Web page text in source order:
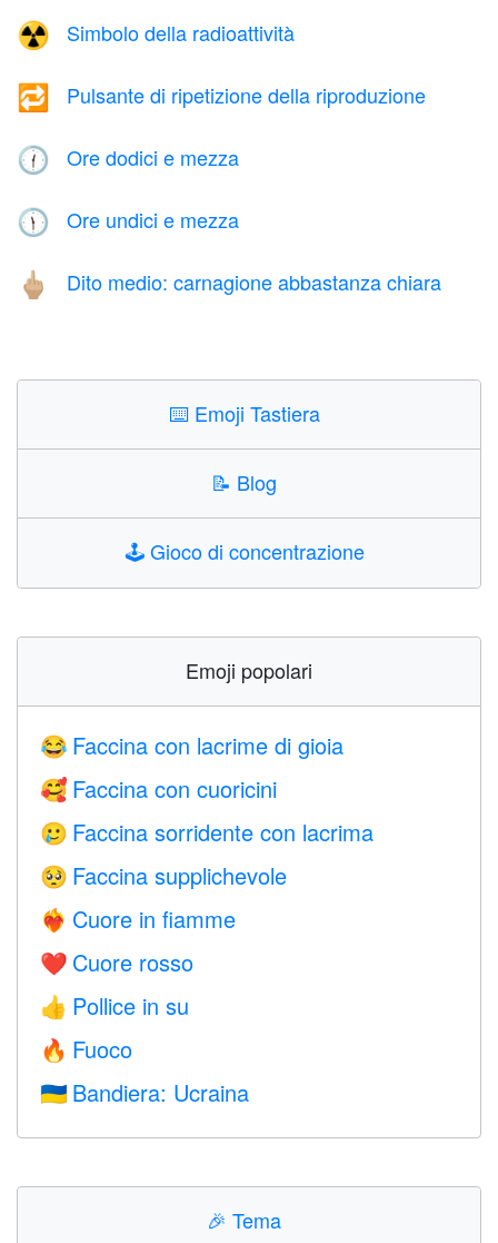
☢️ Simbolo della radioattività
🔁 Pulsante di ripetizione della riproduzione
🕧 Ore dodici e mezza
🕦 Ore undici e mezza
🖕🏼 Dito medio: carnagione abbastanza chiara
⌨️ Emoji Tastiera
📝 Blog
🕹️Gioco di concentrazione
Emoji popolari
😂 Faccina con lacrime di gioia
🥰 Faccina con cuoricini
🥲 Faccina sorridente con lacrima
🥺 Faccina supplichevole
❤️‍🔥 Cuore in fiamme
❤️ Cuore rosso
👍 Pollice in su
🔥 Fuoco
🇺🇦 Bandiera: Ucraina
🎉 Tema